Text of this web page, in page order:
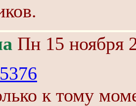
Пн 15 ноября
к тому